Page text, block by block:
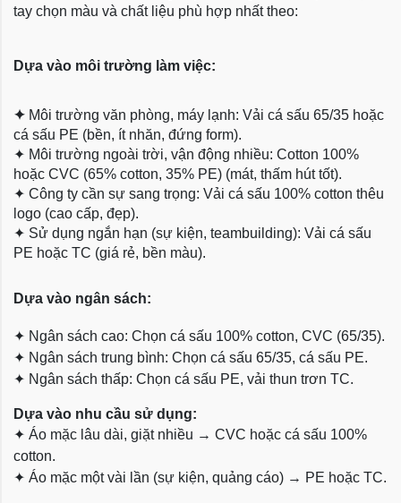
tay chọn màu và chất liệu phù hợp nhất theo:
Dựa vào môi trường làm việc:
✦ Môi trường văn phòng, máy lạnh: Vải cá sấu 65/35 hoặc
cá sấu PE (bền, ít nhăn, đứng form).
✦ Môi trường ngoài trời, vận động nhiều: Cotton 100%
hoặc CVC (65% cotton, 35% PE) (mát, thấm hút tốt).
✦ Công ty cần sự sang trọng: Vải cá sấu 100% cotton thêu
logo (cao cấp, đẹp).
✦ Sử dụng ngắn hạn (sự kiện, teambuilding): Vải cá sấu
PE hoặc TC (giá rẻ, bền màu).
Dựa vào ngân sách:
✦ Ngân sách cao: Chọn cá sấu 100% cotton, CVC (65/35).
✦ Ngân sách trung bình: Chọn cá sấu 65/35, cá sấu PE.
✦ Ngân sách thấp: Chọn cá sấu PE, vải thun trơn TC.
Dựa vào nhu cầu sử dụng:
✦ Áo mặc lâu dài, giặt nhiều → CVC hoặc cá sấu 100%
cotton.
✦ Áo mặc một vài lần (sự kiện, quảng cáo) → PE hoặc TC.